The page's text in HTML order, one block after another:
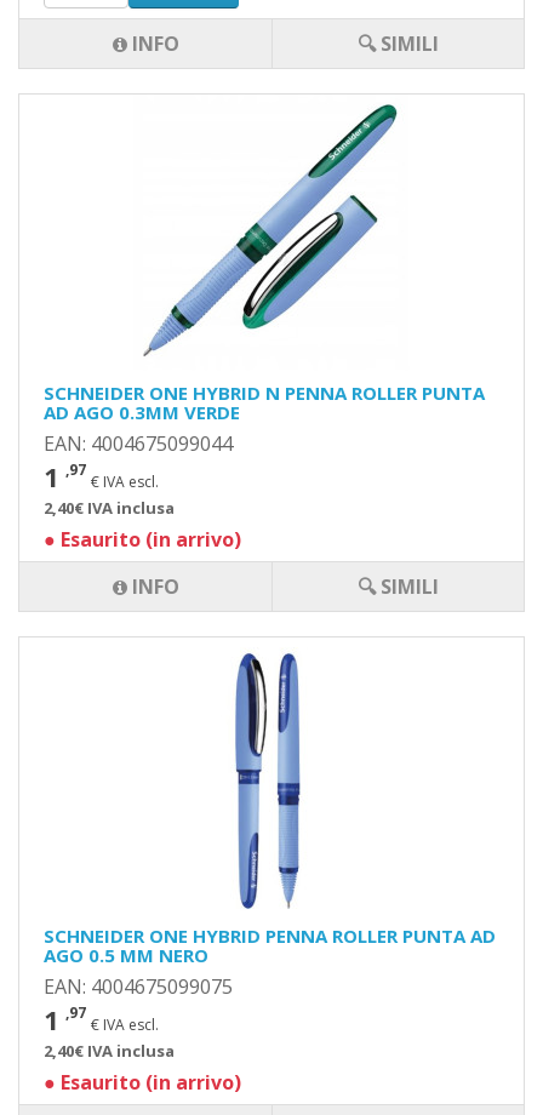
INFO 🔍 SIMILI
SCHNEIDER ONE HYBRID N PENNA ROLLER PUNTA
AD AGO 0.3MM VERDE
EAN: 4004675099044
1 ,97
€ IVA escl.
2,40€ IVA inclusa
● Esaurito (in arrivo)
INFO
🔍 SIMILI
SCHNEIDER ONE HYBRID PENNA ROLLER PUNTA AD
AGO 0.5 MM NERO
EAN: 4004675099075
1 ,97
€ IVA escl.
2,40€ IVA inclusa
● Esaurito (in arrivo)